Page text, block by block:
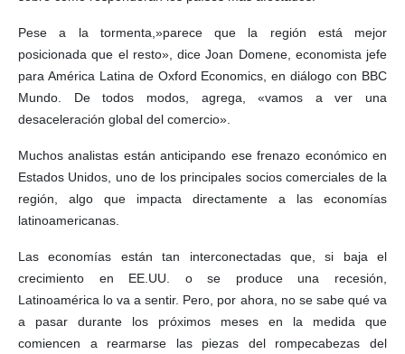
Pese a la tormenta,»parece que la región está mejor
posicionada que el resto», dice Joan Domene, economista jefe
para América Latina de Oxford Economics, en diálogo con BBC
Mundo. De todos modos, agrega, «vamos a ver una
desaceleración global del comercio».
Muchos analistas están anticipando ese frenazo económico en
Estados Unidos, uno de los principales socios comerciales de la
región, algo que impacta directamente a las economías
latinoamericanas.
Las economías están tan interconectadas que, si baja el
crecimiento en EE.UU. o se produce una recesión,
Latinoamérica lo va a sentir. Pero, por ahora, no se sabe qué va
a pasar durante los próximos meses en la medida que
comiencen a rearmarse las piezas del rompecabezas del